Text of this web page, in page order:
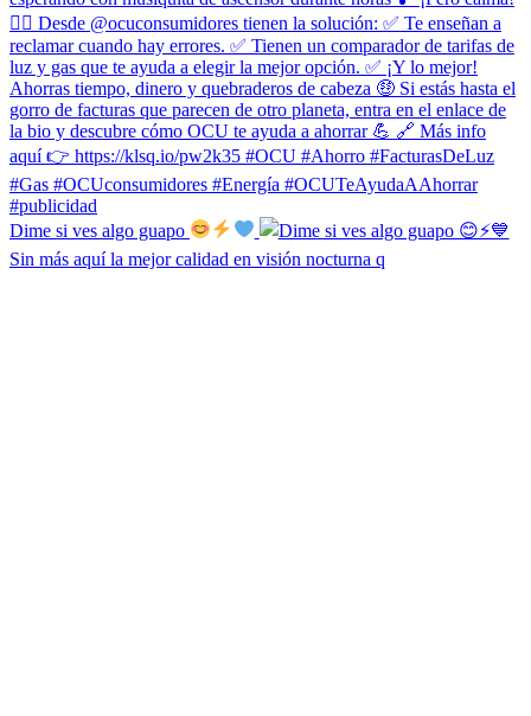
Dime si ves algo guapo
Sin más aquí la mejor calidad en visión nocturna q